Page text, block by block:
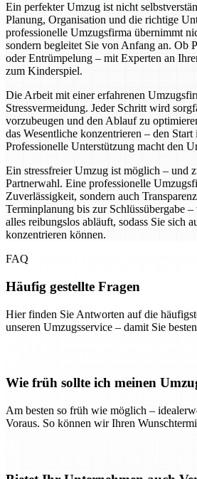
Ein perfekter Umzug ist nicht
Planung, Organisation und die richtige
professionelle Umzugsfirma übernimmt
sondern begleitet Sie von Anfang an. Ob
oder Entrümpelung – mit Experten an
zum Kinderspiel.
Die Arbeit mit einer erfahrenen
Stressvermeidung. Jeder Schritt wird
vorzubeugen und den Ablauf zu
das Wesentliche konzentrieren – den Start
Professionelle Unterstützung macht den
Ein stressfreier Umzug ist möglich – und
Partnerwahl. Eine professionelle
Zuverlässigkeit, sondern auch
Terminplanung bis zur Schlüssübergabe
alles reibungslos abläuft, sodass Sie sich
konzentrieren können.
FAQ
Häufig gestellte Fragen
Hier finden Sie Antworten auf die
unseren Umzugsservice – damit Sie
Wie früh sollte ich meinen
Am besten so früh wie möglich –
Voraus. So können wir Ihren